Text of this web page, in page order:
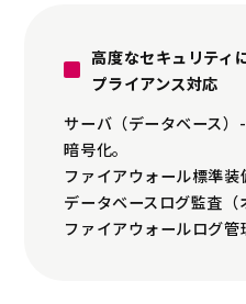
高度なセキュリティ
プライアンス対応
サーバ（データベース
暗号化。
ファイアウォール標準装
データベースログ監査（
ファイアウォールログ管